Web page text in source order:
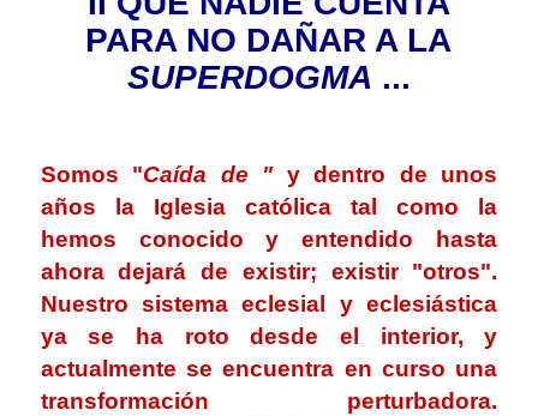
PARA NO DAÑAR A LA
SUPERDOGMA ...
Somos "Caída de " y dentro de unos
años la Iglesia católica tal como la
hemos conocido y entendido hasta
ahora dejará de existir; existir "otros".
Nuestro sistema eclesial y eclesiástica
ya se ha roto desde el interior, y
actualmente se encuentra en curso una
transformación perturbadora.